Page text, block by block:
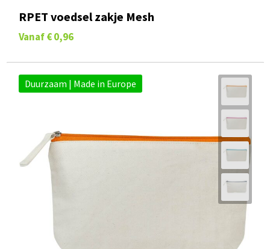
RPET voedsel zakje Mesh
Vanaf € 0,96
Duurzaam | Made in Europe